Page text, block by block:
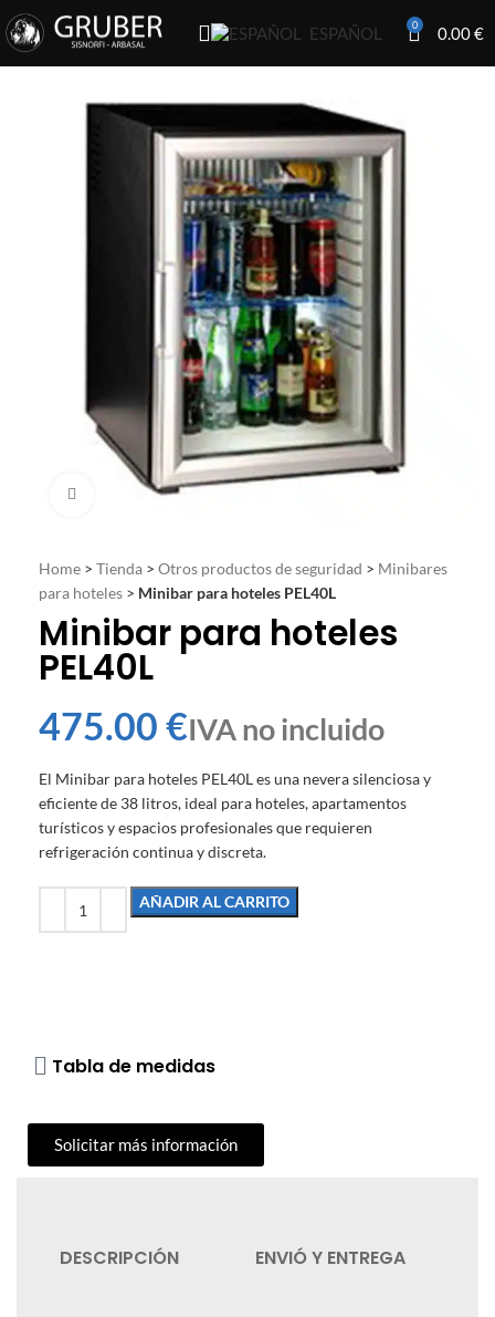
ESPAÑOL 0 0.00€
Click to enlarge
Home > Tienda > Otros productos de seguridad > Minibares
para hoteles > Minibar para hoteles PEL40L
Minibar para hoteles
PEL40L
€
El Minibar para hoteles PEL40L es una nevera silenciosa y
eficiente de 38 litros, ideal para hoteles, apartamentos
turísticos y espacios profesionales que requieren
refrigeración continua y discreta.
AÑADIR AL CARRITO
Tabla de medidas
Solicitar más información
DESCRIPCIÓN ENVIÓ Y ENTREGA